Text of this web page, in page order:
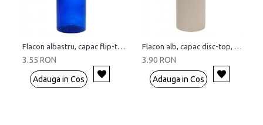
Flacon albastru, capac flip-top, 100 ml
3.55 RON
Adauga in Cos
Flacon alb, capac disc-top, 100 ml
3.90 RON
Adauga in Cos